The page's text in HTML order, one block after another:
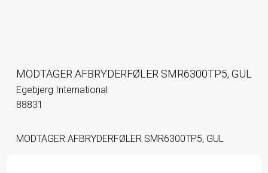
MODTAGER AFBRYDERFØLER SMR6300TP5, GUL
Egebjerg International
88831
MODTAGER AFBRYDERFØLER SMR6300TP5, GUL